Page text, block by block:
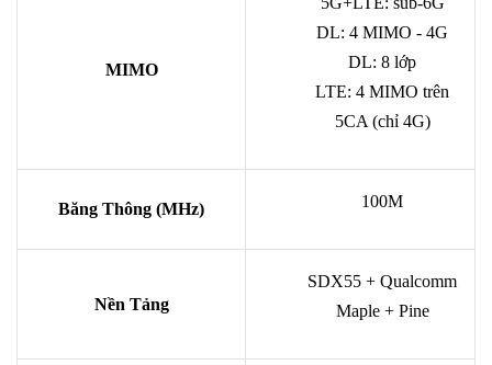
MIMO
DL: 4 MIMO - 4G
DL: 8 lớp
LTE: 4 MIMO trên
5CA (chỉ 4G)
Băng Thông (MHz) 100M
Nền Tảng
SDX55 + Qualcomm
Maple + Pine